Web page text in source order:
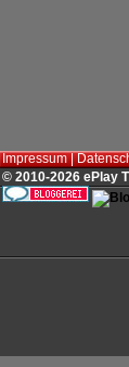
Impressum|
© 2010-2026 ePlay